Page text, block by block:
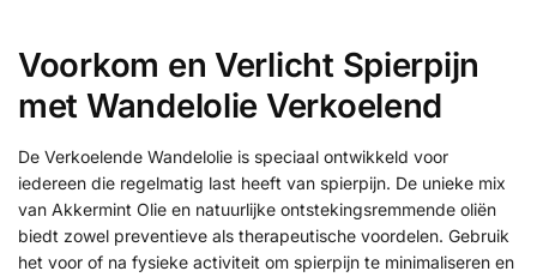
Voorkom en Verlicht Spierpijn
met Wandelolie Verkoelend
De Verkoelende Wandelolie is speciaal ontwikkeld voor
iedereen die regelmatig last heeft van spierpijn. De unieke mix
van Akkermint Olie en natuurlijke ontstekingsremmende oliën
biedt zowel preventieve als therapeutische voordelen. Gebruik
het voor of na fysieke activiteit om spierpijn te minimaliseren en